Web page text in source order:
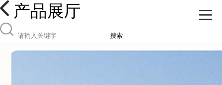
产品展厅
搜索